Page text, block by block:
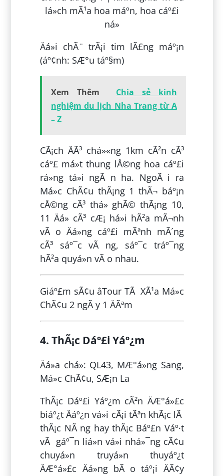
Äá»i chÃ¨ trÃ¡i tim lÃ£ng máº¡n
(áº¢nh: SÆ°u táº§m)
Xem Thêm
Chia sẻ kinh
nghiệm du lịch Nha Trang từ A
– Z
CÃ¡ch ÄÃ³ chá»«ng 1km cÃ²n cÃ³
cáº£ má»t thung lÅ©ng hoa cáº£i
rá»ng tá»i ngÃ n ha. NgoÃ i ra
Má»c ChÃ¢u thÃ¡ng 1 thÃ¬ báº¡n
cÅ©ng cÃ³ thá» ghÃ© thÃ¡ng 10,
11 Äá» cÃ³ cÆ¡ há»i hÃ²a mÃ¬nh
vÃ o Äá»ng cáº£i mÃªnh mÃ´ng
cÃ³ sáº¯c vÃ ng, sáº¯c tráº¯ng
hÃ²a quyá»n vÃ o nhau.
Giáº£m sÃ¢u âTour TÃ XÃ¹a Má»c
ChÃ¢u 2 ngÃ y 1 ÄÃªm
4. ThÃ¡c Dáº£i Yáº¿m
Äá»a chá»: QL43, MÆ°á»ng Sang,
Má»c ChÃ¢u, SÆ¡n La
ThÃ¡c Dáº£i Yáº¿m cÃ²n ÄÆ°á»£c
biáº¿t Äáº¿n vá»i cÃ¡i tÃªn khÃ¡c lÃ
thÃ¡c NÃ ng hay thÃ¡c Báº£n Váº·t
vÃ gáº¯n liá»n vá»i nhá»¯ng cÃ¢u
chuyá»n truyá»n thuyáº¿t
ÄÆ°á»£c Äá»ng bÃ o táº¡i ÄÃ¢y